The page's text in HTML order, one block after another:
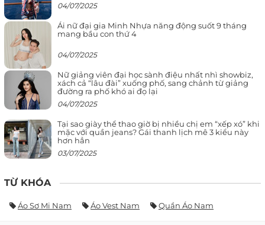
04/07/2025
Ái nữ đại gia Minh Nhựa năng động suốt 9 tháng
mang bầu con thứ 4
04/07/2025
Nữ giảng viên đại học sành điệu nhất nhì showbiz,
xách cả “lâu đài” xuống phố, sang chảnh từ giảng
đường ra phố khó ai đọ lại
04/07/2025
Tại sao giày thể thao giờ bị nhiều chị em “xếp xó” khi
mặc với quần jeans? Gái thanh lịch mê 3 kiểu này
hơn hẳn
03/07/2025
TỪ KHÓA
Áo Sơ Mi Nam Áo Vest Nam Quần Áo Nam